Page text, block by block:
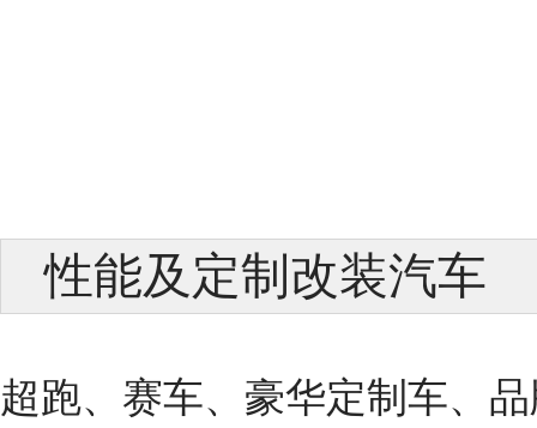
性能及定制改装汽车
超跑、赛车、豪华定制车、